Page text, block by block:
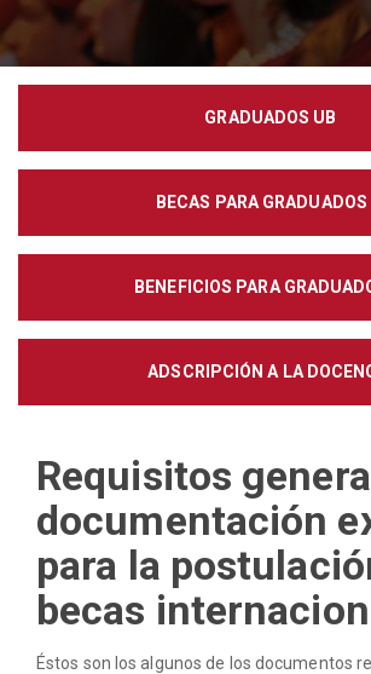
GRADUADOS UB
BECAS PARA GRADUADOS
BENEFICIOS PARA
ADSCRIPCIÓN A LA
Requisitos
documentación
para la
becas
Éstos son los algunos de los documentos